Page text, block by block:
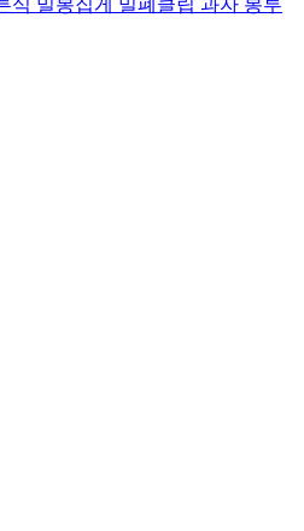
식 밀봉집게 밀폐클립 과자 봉투